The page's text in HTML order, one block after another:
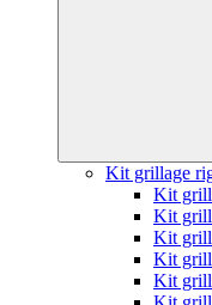
Kit grillage
Kit
Kit
Kit
Kit
Kit